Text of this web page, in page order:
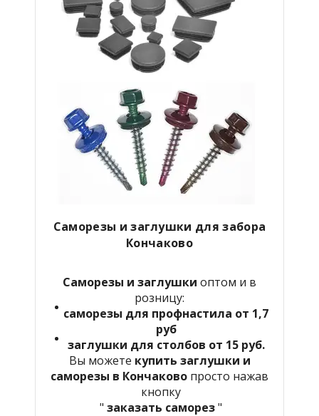
Саморезы и заглушки для забора
Кончаково
Саморезы и заглушки оптом и в
розницу:
саморезы для профнастила от 1,7
руб
заглушки для столбов от 15 руб.
Вы можете купить заглушки и
саморезы в Кончаково просто нажав
кнопку
" заказать саморез"